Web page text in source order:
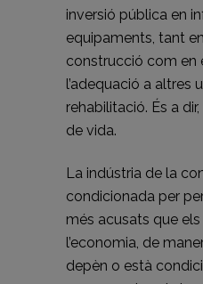
inversió pública en
equipaments, tant
construcció com en
l’adequació a altres
rehabilitació. És a
de vida.
La indústria de la
condicionada per
més acusats que
l’economia, de
depèn o està